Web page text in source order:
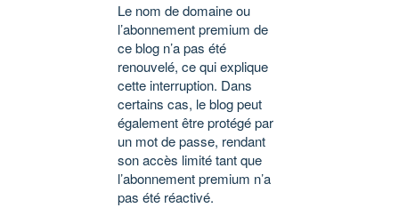
Le nom de domaine ou
l’abonnement premium de
ce blog n’a pas été
renouvelé, ce qui explique
cette interruption. Dans
certains cas, le blog peut
également être protégé par
un mot de passe, rendant
son accès limité tant que
l’abonnement premium n’a
pas été réactivé.